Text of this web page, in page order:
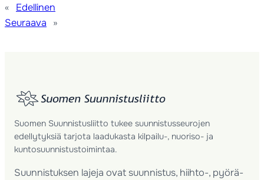
«
Edellinen
Seuraava
»
Suomen Suunnistusliitto tukee suunnistusseurojen
edellytyksiä tarjota laadukasta kilpailu-, nuoriso- ja
kuntosuunnistustoimintaa.
Suunnistuksen lajeja ovat suunnistus, hiihto-, pyörä-